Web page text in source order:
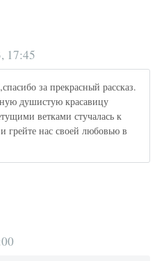
17:45
за прекрасный рассказ.
душистую красавицу
ветками стучалась к
грейте нас своей любовью в